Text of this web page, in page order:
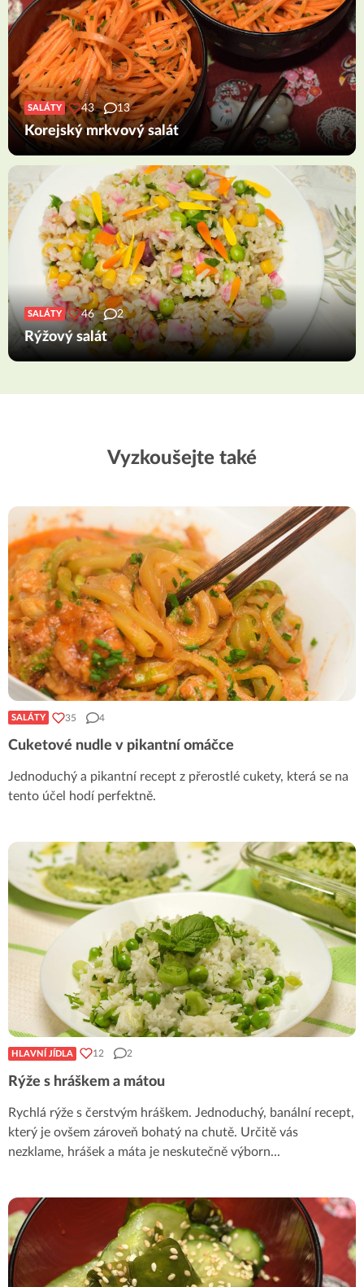
SALÁTY 43 13
Korejský mrkvový salát
SALÁTY 46 2
Rýžový salát
Vyzkoušejte také
SALÁTY 35 4
Cuketové nudle v pikantní omáčce
Jednoduchý a pikantní recept z přerostlé cukety, která se na
tento účel hodí perfektně.
HLAVNÍ JÍDLA 12 2
Rýže s hráškem a mátou
Rychlá rýže s čerstvým hráškem. Jednoduchý, banální recept,
který je ovšem zároveň bohatý na chutě. Určitě vás
nezklame, hrášek a máta je neskutečně výborn...